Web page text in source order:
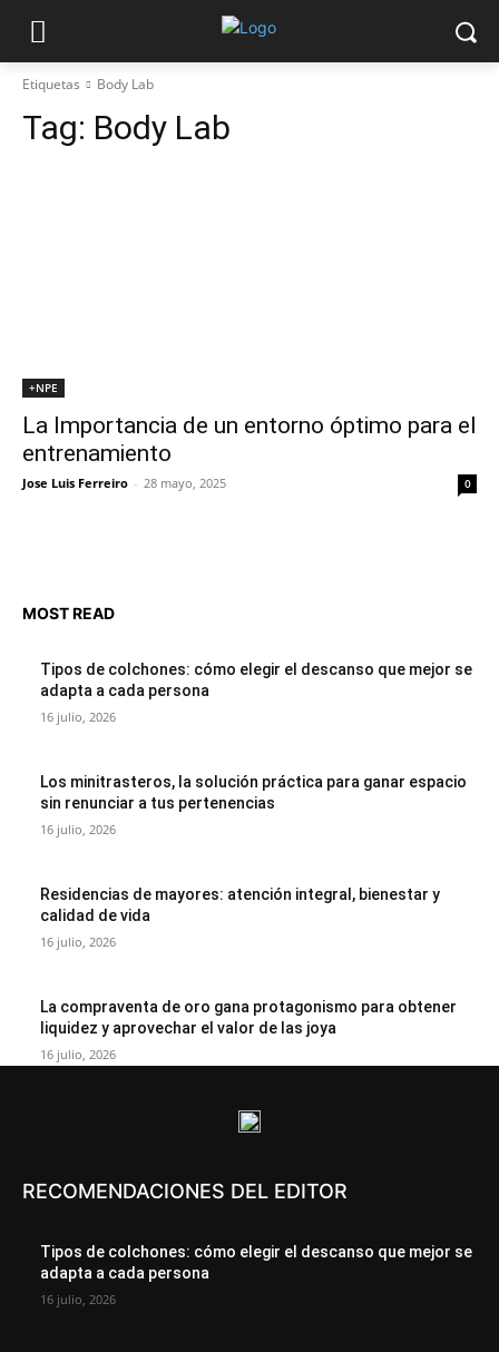
Etiquetas Body Lab
Tag: Body Lab
+NPE
La Importancia de un entorno óptimo para el
entrenamiento
Jose Luis Ferreiro - 28 mayo, 2025 0
MOST READ
Tipos de colchones: cómo elegir el descanso que mejor se
adapta a cada persona
16 julio, 2026
Los minitrasteros, la solución práctica para ganar espacio
sin renunciar a tus pertenencias
16 julio, 2026
Residencias de mayores: atención integral, bienestar y
calidad de vida
16 julio, 2026
La compraventa de oro gana protagonismo para obtener
liquidez y aprovechar el valor de las joya
16 julio, 2026
RECOMENDACIONES DEL EDITOR
Tipos de colchones: cómo elegir el descanso que mejor se
adapta a cada persona
16 julio, 2026